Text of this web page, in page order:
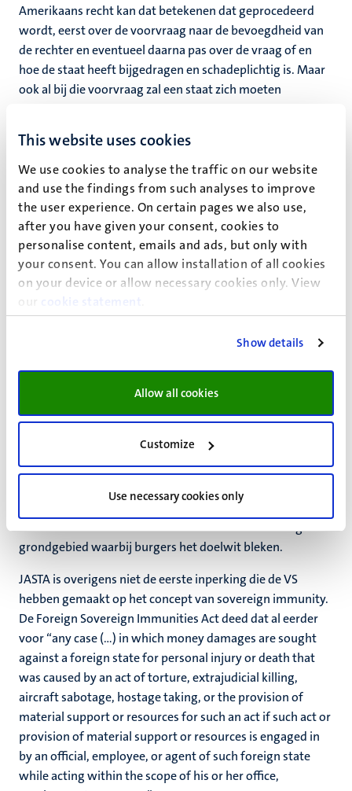
This website uses cookies
We use cookies to analyse the traffic on our website
and use the findings from such analyses to improve
the user experience. On certain pages we also use,
after you have given your consent, cookies to
personalise content, emails and ads, but only with
your consent. You can allow installation of all cookies
on your device or allow necessary cookies only. View
our
cookie statement
Show details
Allow all cookies
Customize
Use necessary cookies only
Amerikaans recht kan dat betekenen dat geprocedeerd
wordt, eerst over de voorvraag naar de bevoegdheid van
de rechter en eventueel daarna pas over de vraag of en
hoe de staat heeft bijgedragen en schadeplichtig is. Maar
ook al bij die voorvraag zal een staat zich moeten
voorkomen is nu net het oogmerk van het concept van
soevereine immuniteit. Daar lopen we in Nederland bij
voorbeeld tegenaan als een werknemer van een
ambassade wordt uitgebuit of wordt onderbetaald.
Een civiel process als mogelijk gemaakt door JASTA vindt
plaats op initiatief van individuele klagers; de federale
regering kan alleen interveniëren als er te goeder trouw al
onderhandelingen worden gevoerd met de gedagvaarde
staat over een schadevergoeding. In zulk een geval kan de
Lastig is JASTA uiteraard wel voor het voeren van
buitenlandse betrekkingen; buitenlands beleid wordt dan
Ook is JASTA riskant voor de VS zelf, zowel vanuit het
perspectief van buitenlandse betrekkingen, maar ook
vanwege het risico dat men zelf ook ooit nog eens
onderworpen wordt aan de rechtsmacht van een
buitenlandse rechterlijke macht voor het gebruik van
drones of anderszins militair handelen buiten het eigen
grondgebied waarbij burgers het doelwit bleken.
JASTA is overigens niet de eerste inperking die de VS
hebben gemaakt op het concept van sovereign immunity.
De Foreign Sovereign Immunities Act deed dat al eerder
voor “any case (…) in which money damages are sought
against a foreign state for personal injury or death that
was caused by an act of torture, extrajudicial killing,
aircraft sabotage, hostage taking, or the provision of
material support or resources for such an act if such act or
provision of material support or resources is engaged in
by an official, employee, or agent of such foreign state
while acting within the scope of his or her office,